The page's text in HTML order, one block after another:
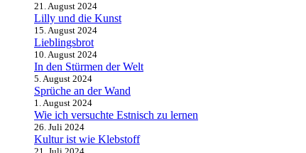
21. August 2024
Lilly und die Kunst
15. August 2024
Lieblingsbrot
10. August 2024
In den Stürmen der Welt
5. August 2024
Sprüche an der Wand
1. August 2024
Wie ich versuchte Estnisch zu lernen
26. Juli 2024
Kultur ist wie Klebstoff